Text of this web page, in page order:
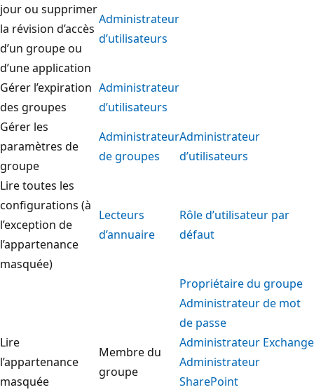
jour ou supprimer
la révision d’accès
d’un groupe ou
d’une application
Administrateur
d’utilisateurs
Gérer l’expiration
des groupes
Administrateur
d’utilisateurs
Gérer les
paramètres de
groupe
Administrateur
de groupes
Administrateur
d’utilisateurs
Lire toutes les
configurations (à
l’exception de
l’appartenance
masquée)
Lecteurs
d’annuaire
Rôle d’utilisateur par
défaut
Lire
l’appartenance
masquée
Membre du
groupe
Propriétaire du groupe
Administrateur de mot
de passe
Administrateur Exchange
Administrateur
SharePoint